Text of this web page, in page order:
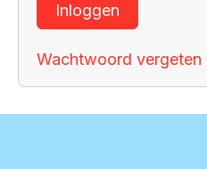
Inloggen
Wachtwoord vergeten